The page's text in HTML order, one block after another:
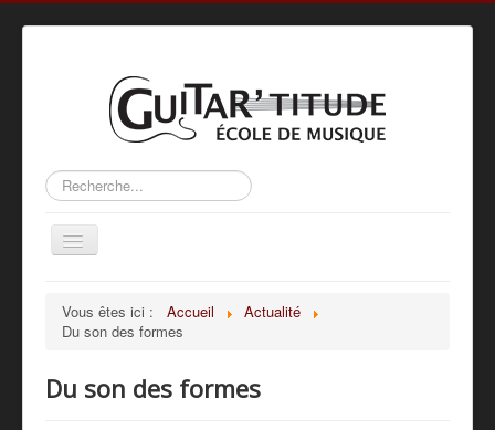
Rechercher
Basculer
la
L’ÉCOLE
Vous êtes ici : Accueil
Actualité
Du son des formes
Du son des formes